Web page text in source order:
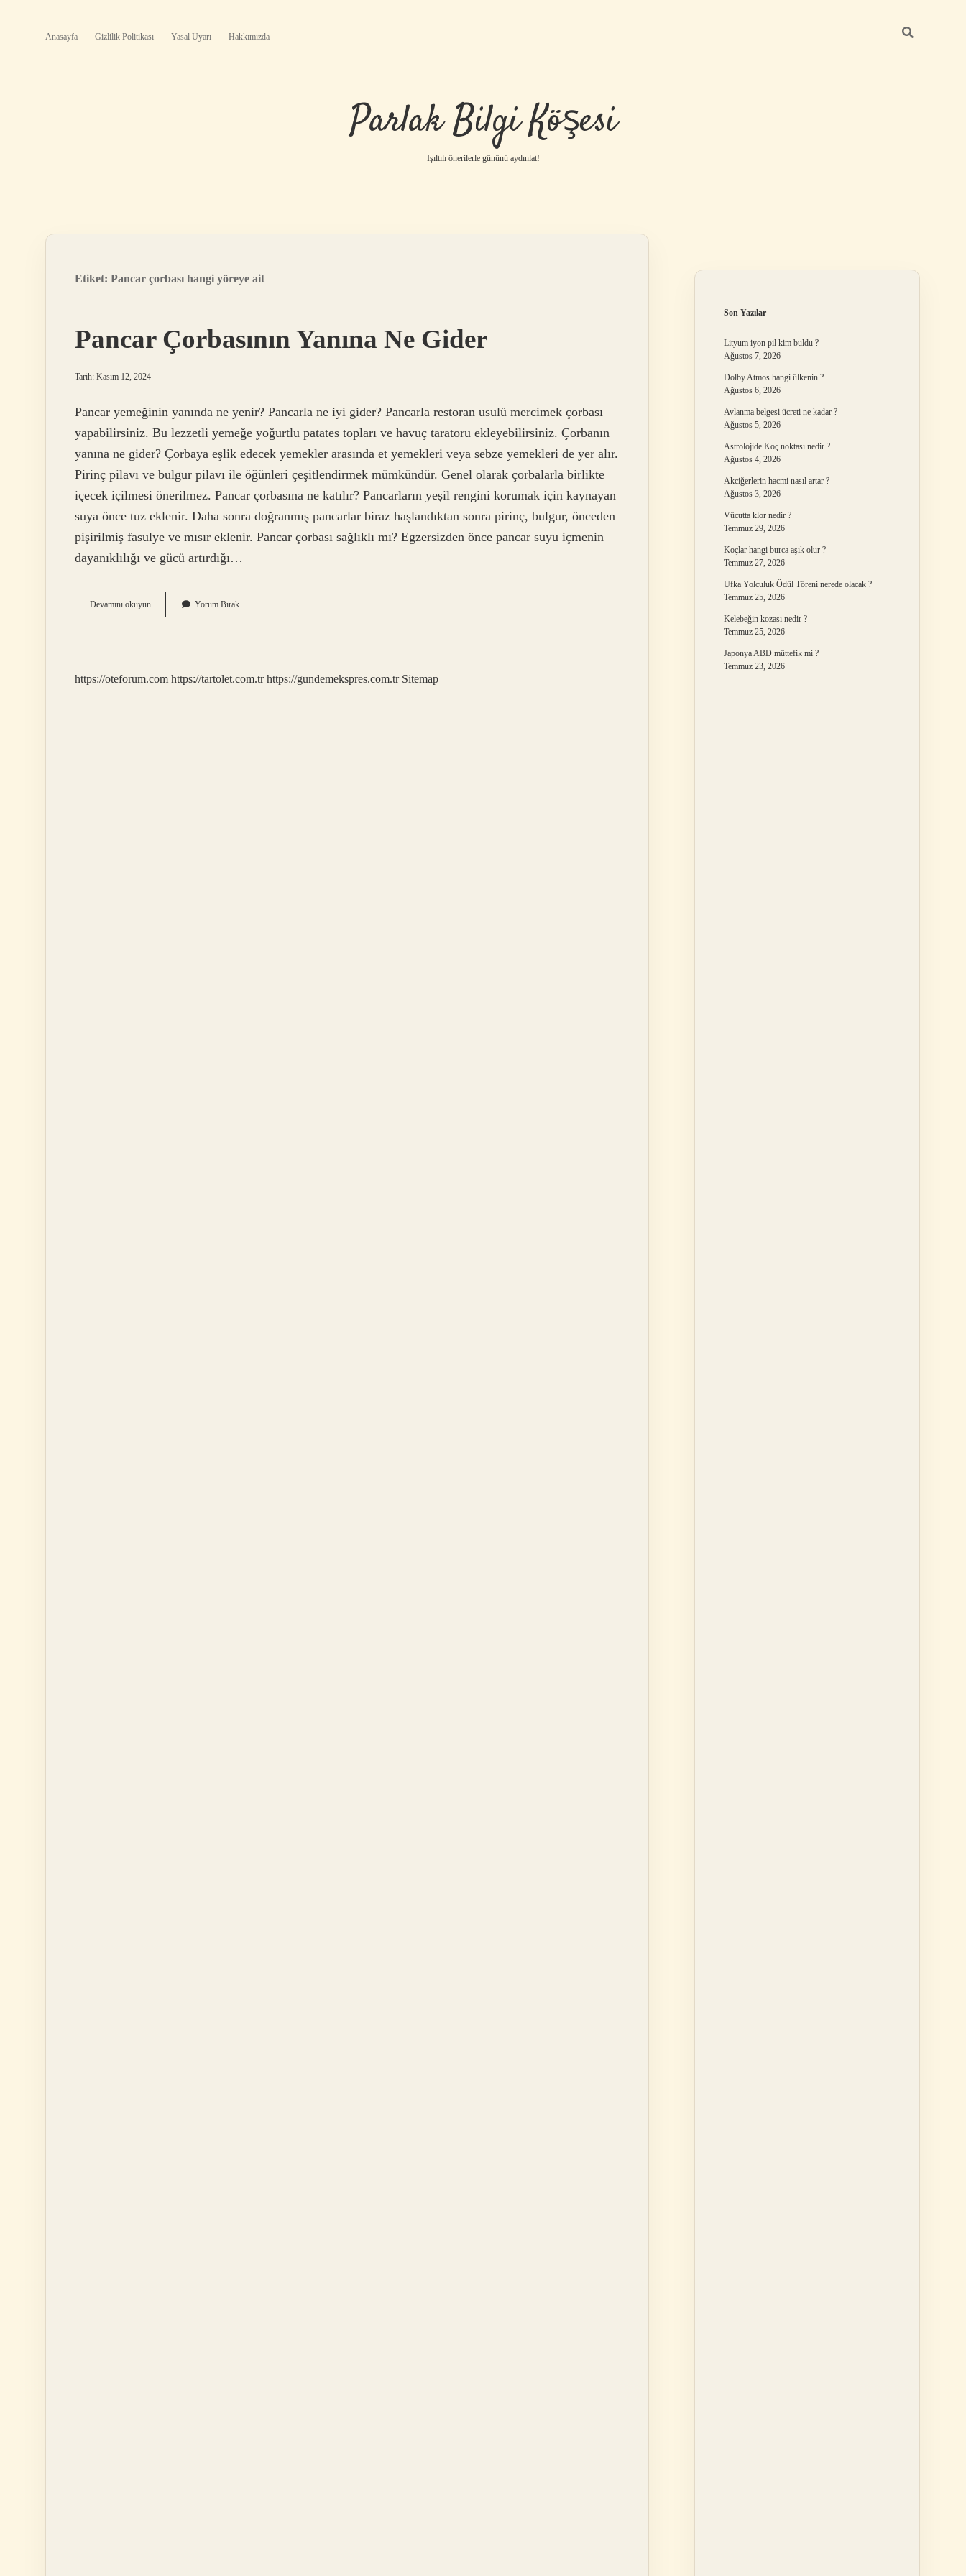
Anasayfa Gizlilik Politikası Yasal Uyarı Hakkımızda
Parlak Bilgi Köşesi
Işıltılı önerilerle gününü aydınlat!
Etiket: Pancar çorbası hangi yöreye ait
Pancar Çorbasının Yanına Ne Gider
Tarih: Kasım 12, 2024
Pancar yemeğinin yanında ne yenir? Pancarla ne iyi gider? Pancarla restoran usulü mercimek çorbası
yapabilirsiniz. Bu lezzetli yemeğe yoğurtlu patates topları ve havuç taratoru ekleyebilirsiniz. Çorbanın
yanına ne gider? Çorbaya eşlik edecek yemekler arasında et yemekleri veya sebze yemekleri de yer alır.
Pirinç pilavı ve bulgur pilavı ile öğünleri çeşitlendirmek mümkündür. Genel olarak çorbalarla birlikte
içecek içilmesi önerilmez. Pancar çorbasına ne katılır? Pancarların yeşil rengini korumak için kaynayan
suya önce tuz eklenir. Daha sonra doğranmış pancarlar biraz haşlandıktan sonra pirinç, bulgur, önceden
pişirilmiş fasulye ve mısır eklenir. Pancar çorbası sağlıklı mı? Egzersizden önce pancar suyu içmenin
dayanıklılığı ve gücü artırdığı…
Devamını okuyunPancar
Çorbasının
Yorum Bırak
https://oteforum.com https://tartolet.com.tr https://gundemekspres.com.tr Sitemap
Son Yazılar
Lityum iyon pil kim buldu ?
Ağustos 7, 2026
Dolby Atmos hangi ülkenin ?
Ağustos 6, 2026
Avlanma belgesi ücreti ne kadar ?
Ağustos 5, 2026
Astrolojide Koç noktası nedir ?
Ağustos 4, 2026
Akciğerlerin hacmi nasıl artar ?
Ağustos 3, 2026
Vücutta klor nedir ?
Temmuz 29, 2026
Koçlar hangi burca aşık olur ?
Temmuz 27, 2026
Ufka Yolculuk Ödül Töreni nerede olacak ?
Temmuz 25, 2026
Kelebeğin kozası nedir ?
Temmuz 25, 2026
Japonya ABD müttefik mi ?
Temmuz 23, 2026